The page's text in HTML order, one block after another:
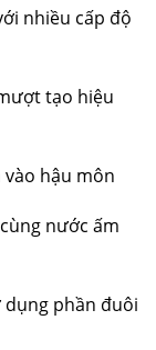
nhiều cấp độ
tạo hiệu
hậu môn
nước ấm
phần đuôi